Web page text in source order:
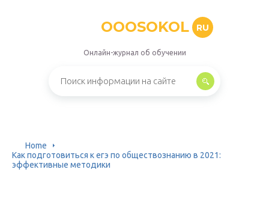
OOOSOKOL RU
Онлайн-журнал об обучении
Home
Как подготовиться к егэ по обществознанию в 2021:
эффективные методики